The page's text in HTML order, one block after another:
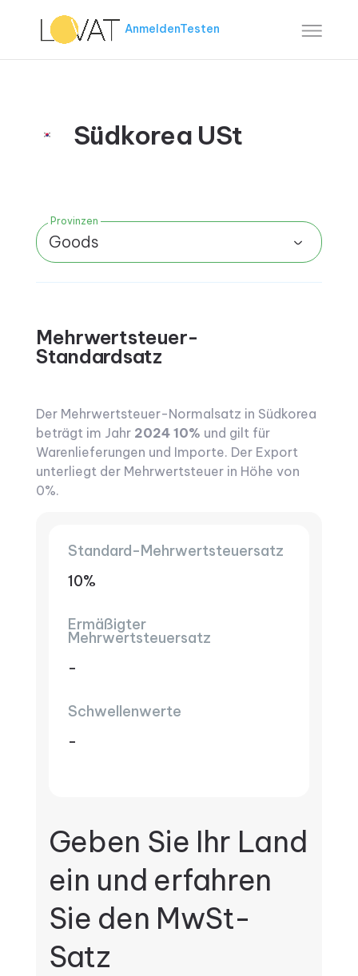
AnmeldenTesten
Südkorea USt
Provinzen
Goods
Mehrwertsteuer-
Standardsatz
Der Mehrwertsteuer-Normalsatz in Südkorea
beträgt im Jahr 2024 10% und gilt für
Warenlieferungen und Importe. Der Export
unterliegt der Mehrwertsteuer in Höhe von
0%.
Standard-Mehrwertsteuersatz
10%
Ermäßigter
Mehrwertsteuersatz
-
Schwellenwerte
-
Geben Sie Ihr Land
ein und erfahren
Sie den MwSt-
Satz